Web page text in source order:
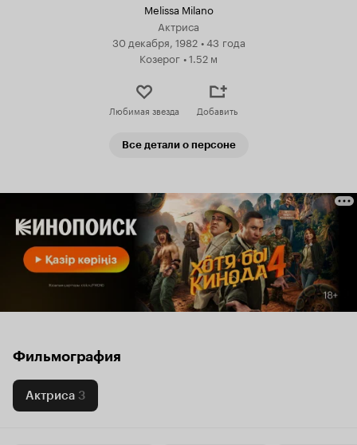
Melissa Milano
Актриса
30 декабря, 1982 •43 года
Козерог •1.52 м
Любимая звезда Добавить
Все детали о персоне
Фильмография
Актриса 3